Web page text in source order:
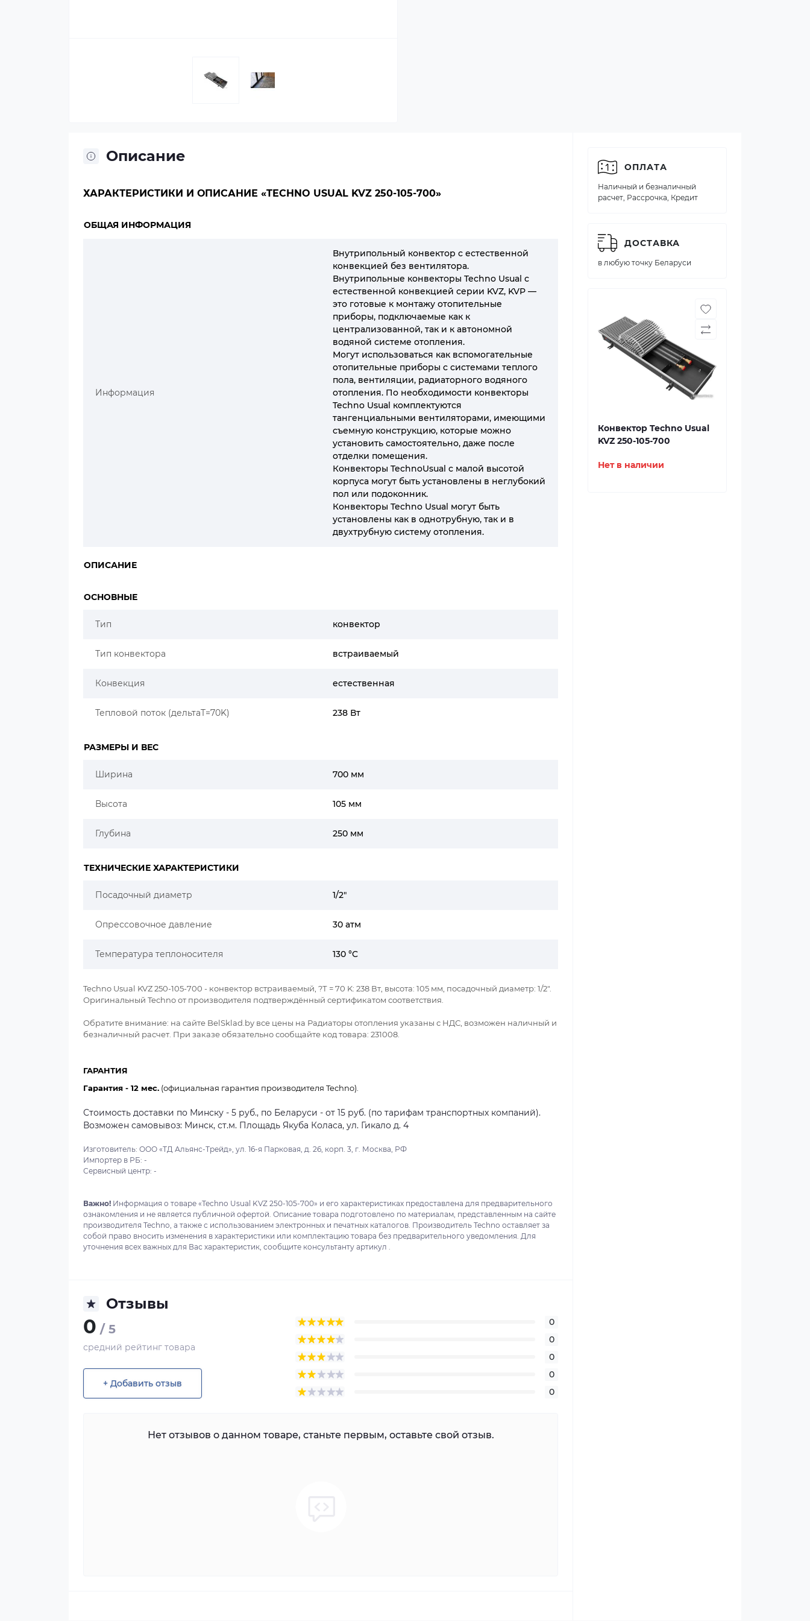
Описание
ХАРАКТЕРИСТИКИ И ОПИСАНИЕ «TECHNO USUAL KVZ 250-105-700»
ОБЩАЯ ИНФОРМАЦИЯ
Информация
Внутрипольный конвектор с естественной
конвекцией без вентилятора.
Внутрипольные конвекторы Techno Usual с
естественной конвекцией серии KVZ, KVP —
это готовые к монтажу отопительные
приборы, подключаемые как к
централизованной, так и к автономной
водяной системе отопления.
Могут использоваться как вспомогательные
отопительные приборы с системами теплого
пола, вентиляции, радиаторного водяного
отопления. По необходимости конвекторы
Techno Usual комплектуются
тангенциальными вентиляторами, имеющими
съемную конструкцию, которые можно
установить самостоятельно, даже после
отделки помещения.
Конвекторы TechnoUsual с малой высотой
корпуса могут быть установлены в неглубокий
пол или подоконник.
Конвекторы Techno Usual могут быть
установлены как в однотрубную, так и в
двухтрубную систему отопления.
ОПИСАНИЕ
ОСНОВНЫЕ
Тип конвектор
Тип конвектора встраиваемый
Конвекция естественная
Тепловой поток (дельтаT=70K) 238 Вт
РАЗМЕРЫ И ВЕС
Ширина 700 мм
Высота 105 мм
Глубина 250 мм
ТЕХНИЧЕСКИЕ ХАРАКТЕРИСТИКИ
Посадочный диаметр 1/2"
Опрессовочное давление 30 атм
Температура теплоносителя 130 °C
Techno Usual KVZ 250-105-700 - конвектор встраиваемый, ?Т = 70 K: 238 Вт, высота: 105 мм, посадочный диаметр: 1/2".
Оригинальный Techno от производителя подтверждённый сертификатом соответствия.
Обратите внимание: на сайте BelSklad.by все цены на Радиаторы отопления указаны с НДС, возможен наличный и
безналичный расчет. При заказе обязательно сообщайте код товара: 231008.
ГАРАНТИЯ
Гарантия - 12 мес. (официальная гарантия производителя Techno).
Стоимость доставки по Минску - 5 руб., по Беларуси - от 15 руб. (по тарифам транспортных компаний).
Возможен самовывоз: Минск, ст.м. Площадь Якуба Коласа, ул. Гикало д. 4
Изготовитель: ООО «ТД Альянс-Трейд», ул. 16-я Парковая, д. 26, корп. 3, г. Москва, РФ
Импортер в РБ: -
Сервисный центр: -
Важно! Информация о товаре «Techno Usual KVZ 250-105-700» и его характеристиках предоставлена для предварительного
ознакомления и не является публичной офертой. Описание товара подготовлено по материалам, представленным на сайте
производителя Techno, а также с использованием электронных и печатных каталогов. Производитель Techno оставляет за
собой право вносить изменения в характеристики или комплектацию товара без предварительного уведомления. Для
уточнения всех важных для Вас характеристик, сообщите консультанту артикул .
Отзывы
0 / 5
средний рейтинг товара
+ Добавить отзыв
0
0
0
0
0
Нет отзывов о данном товаре, станьте первым, оставьте свой отзыв.
ОПЛАТА
Наличный и безналичный
расчет, Рассрочка, Кредит
ДОСТАВКА
в любую точку Беларуси
Конвектор Techno Usual
KVZ 250-105-700
Нет в наличии